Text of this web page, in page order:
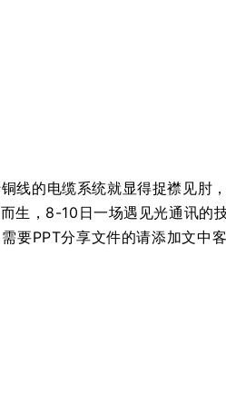
线的电缆系统就显得捉襟见
生，8-10日一场遇见光通讯的
要PPT分享文件的请添加文